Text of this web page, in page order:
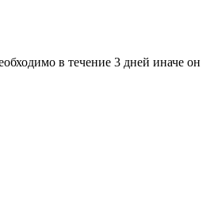
в течение 3 дней иначе он